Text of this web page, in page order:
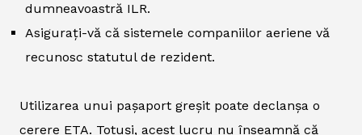
dumneavoastră ILR.
Asigurați-vă că sistemele companiilor aeriene vă
recunosc statutul de rezident.
Utilizarea unui pașaport greșit poate declanșa o
cerere ETA. Totuși, acest lucru nu înseamnă că